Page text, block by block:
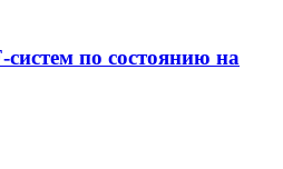
по состоянию на